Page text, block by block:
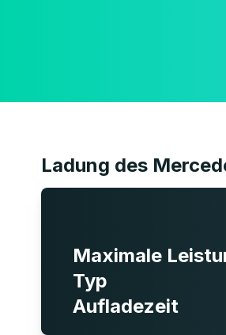
Ladung des
Maximale
Typ
Aufladezeit